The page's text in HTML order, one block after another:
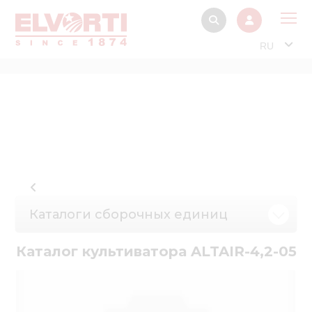
RU
Каталоги сборочных единиц
Каталог культиватора ALTAIR-4,2-05